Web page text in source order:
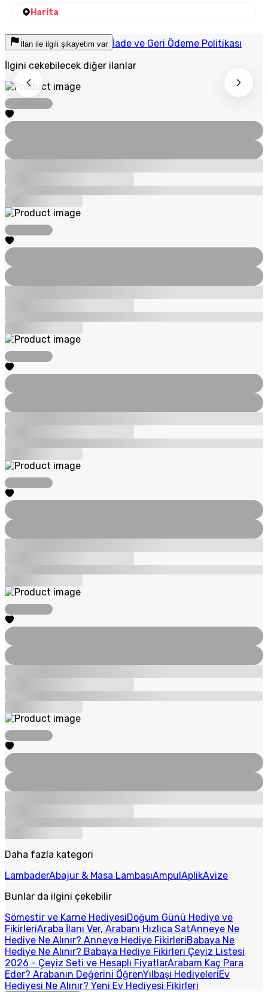
Harita
İlan ile ilgili şikayetim var İade ve Geri Ödeme Politikası
İlgini çekebilecek diğer ilanlar
Daha fazla kategori
LambaderAbajur & Masa LambasıAmpulAplikAvize
Bunlar da ilgini çekebilir
Sömestir ve Karne HediyesiDoğum Günü Hediye ve
FikirleriAraba İlanı Ver, Arabanı Hızlıca SatAnneye Ne
Hediye Ne Alınır? Anneye Hediye FikirleriBabaya Ne
Hediye Ne Alınır? Babaya Hediye Fikirleri Çeyiz Listesi
2026 - Çeyiz Seti ve Hesaplı FiyatlarArabam Kaç Para
Eder? Arabanın Değerini ÖğrenYılbaşı HediyeleriEv
Hediyesi Ne Alınır? Yeni Ev Hediyesi Fikirleri